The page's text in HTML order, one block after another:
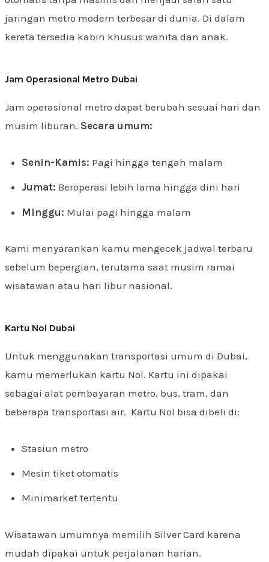
jaringan metro modern terbesar di dunia. Di dalam
kereta tersedia kabin khusus wanita dan anak.
Jam Operasional Metro Dubai
Jam operasional metro dapat berubah sesuai hari dan
musim liburan. Secara umum:
Senin-Kamis: Pagi hingga tengah malam
Jumat: Beroperasi lebih lama hingga dini hari
Minggu: Mulai pagi hingga malam
Kami menyarankan kamu mengecek jadwal terbaru
sebelum bepergian, terutama saat musim ramai
wisatawan atau hari libur nasional.
Kartu Nol Dubai
Untuk menggunakan transportasi umum di Dubai,
kamu memerlukan kartu Nol. Kartu ini dipakai
sebagai alat pembayaran metro, bus, tram, dan
beberapa transportasi air. Kartu Nol bisa dibeli di:
Stasiun metro
Mesin tiket otomatis
Minimarket tertentu
Wisatawan umumnya memilih Silver Card karena
mudah dipakai untuk perjalanan harian.